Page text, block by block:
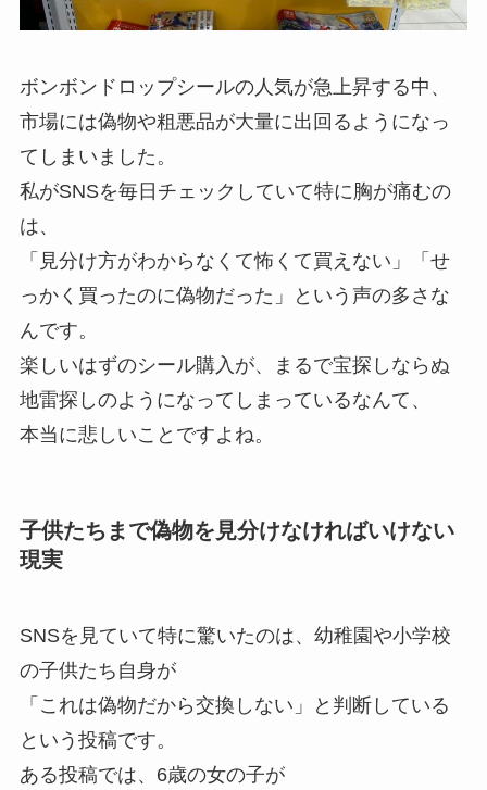
ボンボンドロップシールの人気が急上昇する中、
市場には偽物や粗悪品が大量に出回るようになっ
てしまいました。
私がSNSを毎日チェックしていて特に胸が痛むの
は、
「見分け方がわからなくて怖くて買えない」「せ
っかく買ったのに偽物だった」という声の多さな
んです。
楽しいはずのシール購入が、まるで宝探しならぬ
地雷探しのようになってしまっているなんて、
本当に悲しいことですよね。
子供たちまで偽物を見分けなければいけない
現実
SNSを見ていて特に驚いたのは、幼稚園や小学校
の子供たち自身が
「これは偽物だから交換しない」と判断している
という投稿です。
ある投稿では、6歳の女の子が